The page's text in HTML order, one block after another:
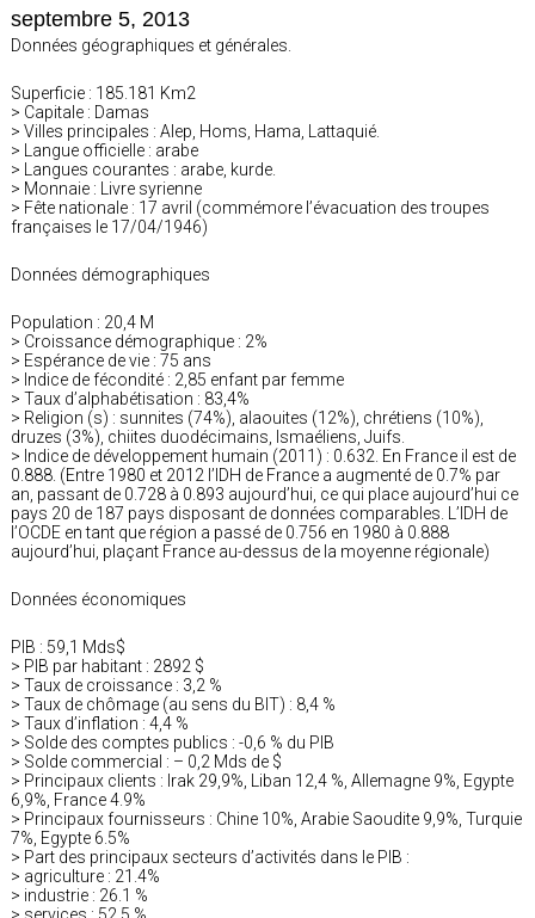
septembre 5, 2013
Données géographiques et générales.
Superficie : 185.181 Km2
> Capitale : Damas
> Villes principales : Alep, Homs, Hama, Lattaquié.
> Langue officielle : arabe
> Langues courantes : arabe, kurde.
> Monnaie : Livre syrienne
> Fête nationale : 17 avril (commémore l’évacuation des troupes
françaises le 17/04/1946)
Données démographiques
Population : 20,4 M
> Croissance démographique : 2%
> Espérance de vie : 75 ans
> Indice de fécondité : 2,85 enfant par femme
> Taux d’alphabétisation : 83,4%
> Religion (s) : sunnites (74%), alaouites (12%), chrétiens (10%),
druzes (3%), chiites duodécimains, Ismaéliens, Juifs.
> Indice de développement humain (2011) : 0.632. En France il est de
0.888. (Entre 1980 et 2012 l’IDH de France a augmenté de 0.7% par
an, passant de 0.728 à 0.893 aujourd’hui, ce qui place aujourd’hui ce
pays 20 de 187 pays disposant de données comparables. L’IDH de
l’OCDE en tant que région a passé de 0.756 en 1980 à 0.888
aujourd’hui, plaçant France au-dessus de la moyenne régionale)
Données économiques
PIB : 59,1 Mds$
> PIB par habitant : 2892 $
> Taux de croissance : 3,2 %
> Taux de chômage (au sens du BIT) : 8,4 %
> Taux d’inflation : 4,4 %
> Solde des comptes publics : -0,6 % du PIB
> Solde commercial : – 0,2 Mds de $
> Principaux clients : Irak 29,9%, Liban 12,4 %, Allemagne 9%, Egypte
6,9%, France 4.9%
> Principaux fournisseurs : Chine 10%, Arabie Saoudite 9,9%, Turquie
7%, Egypte 6.5%
> Part des principaux secteurs d’activités dans le PIB :
> agriculture : 21.4%
> industrie : 26.1 %
> services : 52.5 %